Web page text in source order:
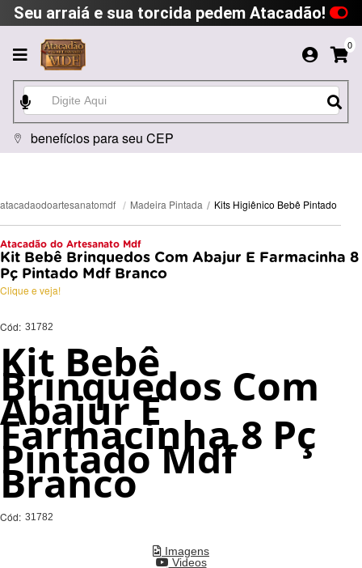
Seu arraiá e sua torcida pedem Atacadão!
0
benefícios para seu CEP
atacadaodoartesanatomdf Madeira Pintada Kits Higiênico Bebê Pintado
Atacadão do Artesanato Mdf
Kit Bebê Brinquedos Com Abajur E Farmacinha 8
Pç Pintado Mdf Branco
Clique e veja!
Cód: 31782
Kit Bebê
Brinquedos Com
Abajur E
Farmacinha 8 Pç
Pintado Mdf
Branco
Cód: 31782
Imagens
Videos